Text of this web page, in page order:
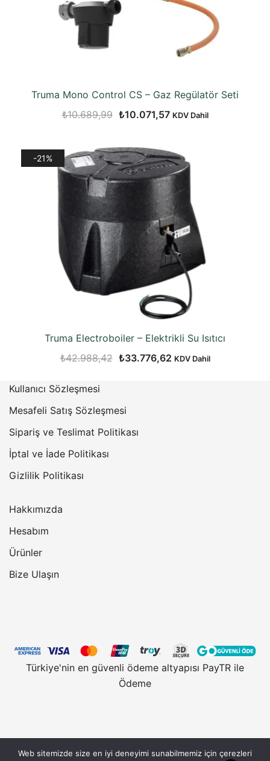
Truma Mono Control CS – Gaz Regülatör Seti
₺10.689,99 Orijinal
₺10.689,99.
₺10.071,57Şu
₺10.071,57.
KDV Dahil
-21%
Truma Electroboiler – Elektrikli Su Isıtıcı
₺42.988,42 Orijinal
₺33.776,62Şu
KDV Dahil
Kullanıcı Sözleşmesi
Mesafeli Satış Sözleşmesi
Sipariş ve Teslimat Politikası
İptal ve İade Politikası
Gizlilik Politikası
Hakkımızda
Hesabım
Ürünler
Bize Ulaşın
Türkiye'nin en güvenli ödeme altyapısı PayTR ile
Ödeme
Web sitemizde size en iyi deneyimi sunabilmemiz için çerezleri